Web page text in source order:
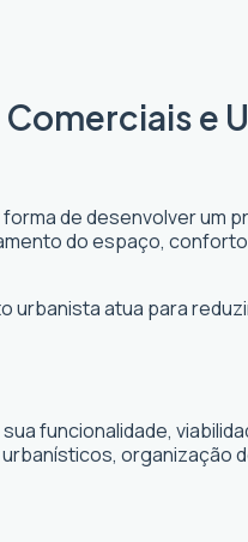
e
de desenvolver um
do espaço,
urbanista atua para
funcionalidade,
organização